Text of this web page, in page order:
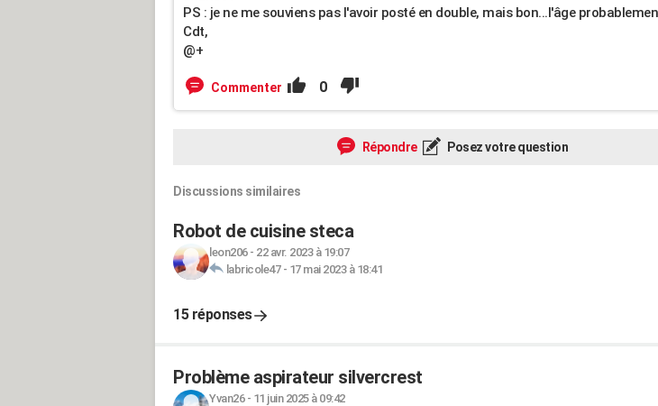
PS : je ne me souviens pas l'avoir posté en double, mais bon...l'âge
Cdt,
@+
Commenter 0
Répondre Posez votre question
Discussions similaires
Robot de cuisine steca
leon206- 22 avr. 2023 à 19:07
labricole47- 17 mai 2023 à 18:41
15 réponses
Problème aspirateur silvercrest
Yvan26- 11 juin 2025 à 09:42